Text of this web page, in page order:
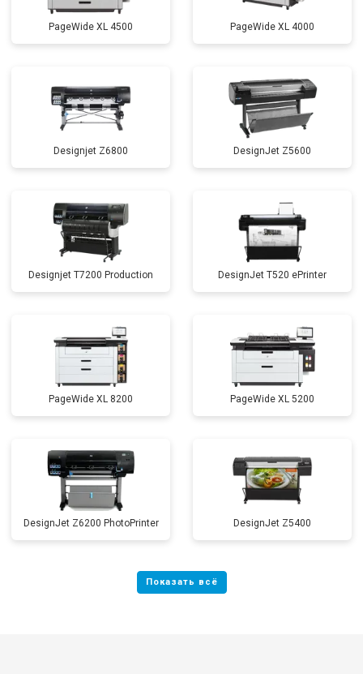
PageWide XL 4500 PageWide XL 4000
Designjet Z6800 DesignJet Z5600
Designjet T7200 Production DesignJet T520 ePrinter
PageWide XL 8200 PageWide XL 5200
DesignJet Z6200 PhotoPrinter DesignJet Z5400